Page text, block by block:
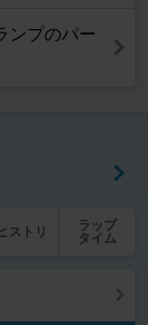
ンプのパー
ヒストリ
ラップ
タイム